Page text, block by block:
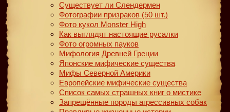
Существует ли Слендермен
Фотографии призраков (50 шт.)
Фото кукол Monster High
Как выглядят настоящие русалки
Фото огромных пауков
Мифология Древней Греции
Японские мифические существа
Мифы Северной Америки
Европейские мифические существа
Список самых страшных книг о мистике
Запрещённые породы агрессивных собак